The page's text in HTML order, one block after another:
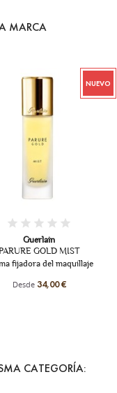
MARCA
NUEVO
Guerlain
GOLD MIST
fijadora del maquillaje
Desde 34,00 €
CATEGORÍA: